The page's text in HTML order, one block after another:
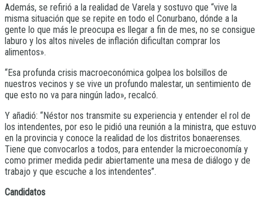
Además, se refirió a la realidad de Varela y sostuvo que “vive la
misma situación que se repite en todo el Conurbano, dónde a la
gente lo que más le preocupa es llegar a fin de mes, no se consigue
laburo y los altos niveles de inflación dificultan comprar los
alimentos».
“Esa profunda crisis macroeconómica golpea los bolsillos de
nuestros vecinos y se vive un profundo malestar, un sentimiento de
que esto no va para ningún lado», recalcó.
Y añadió: “Néstor nos transmite su experiencia y entender el rol de
los intendentes, por eso le pidió una reunión a la ministra, que estuvo
en la provincia y conoce la realidad de los distritos bonaerenses.
Tiene que convocarlos a todos, para entender la microeconomía y
como primer medida pedir abiertamente una mesa de diálogo y de
trabajo y que escuche a los intendentes”.
Candidatos